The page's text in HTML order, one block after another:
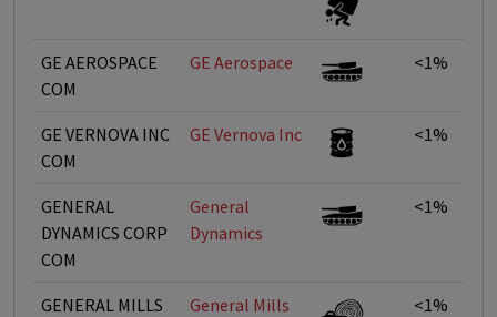
GE AEROSPACE
COM
GE Aerospace <1%
GE VERNOVA INC
COM
GE Vernova Inc <1%
GENERAL
DYNAMICS CORP
COM
General
Dynamics
<1%
GENERAL MILLS
General Mills
<1%